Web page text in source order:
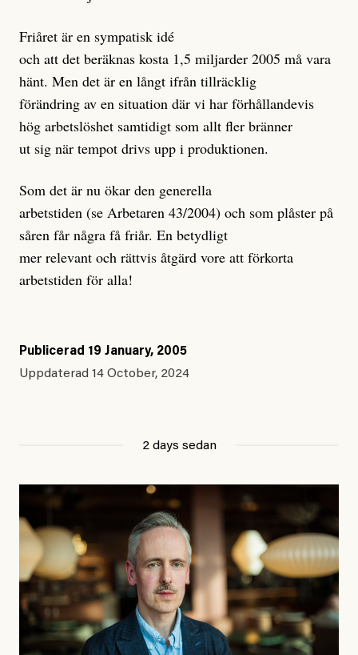
Friåret är en sympatisk idé
och att det beräknas kosta 1,5 miljarder 2005 må vara
hänt. Men det är en långt ifrån tillräcklig
förändring av en situation där vi har förhållandevis
hög arbetslöshet samtidigt som allt fler bränner
ut sig när tempot drivs upp i produktionen.
Som det är nu ökar den generella
arbetstiden (se Arbetaren 43/2004) och som plåster på
såren får några få friår. En betydligt
mer relevant och rättvis åtgärd vore att förkorta
arbetstiden för alla!
Publicerad 19 January, 2005
Uppdaterad 14 October, 2024
2 days sedan